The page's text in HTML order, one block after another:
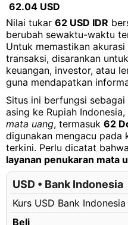
62.04 USD
62.05 USD
62.06 USD
62.07 USD
62.08 USD
62.09 USD
62.10 USD
62.11 USD
62.12 USD
62.13 USD
62.14 USD
Nilai tukar 62 USD IDR
berubah sewaktu-waktu
Untuk memastikan
transaksi, disarankan
keuangan, investor, atau
guna mendapatkan
Situs ini berfungsi
asing ke Rupiah
mata uang, termasuk 62
digunakan mengacu pada
terkini. Perlu dicatat
layanan penukaran mata
USD • Bank Indonesia
Kurs USD Bank
Beli